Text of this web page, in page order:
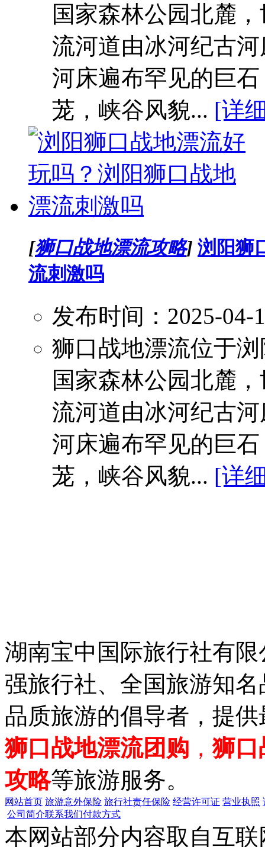
国家森林公园北麓
流河道由冰河纪古
河床遍布罕见的巨
茏，峡谷风貌... [详
[狮口战地漂流攻略] 浏阳狮
流刺激吗
发布时间：2025-04-
狮口战地漂流位于
国家森林公园北麓
流河道由冰河纪古
河床遍布罕见的巨
茏，峡谷风貌... [详
湖南宝中国际旅行社有
强旅行社、全国旅游知
品质旅游的倡导者，提供
狮口战地漂流团购 ， 狮口
攻略等旅游服务。
网站首页 旅游意外保险 旅行社责任保险 经营许可证 营业执照
公司简介联系我们付款方式
本网站部分内容取自互